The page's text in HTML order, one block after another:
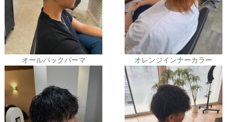
オールバックパーマ オレンジインナーカラー